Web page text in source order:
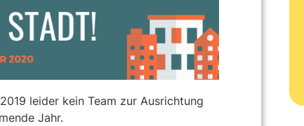
leider kein Team zur Ausrichtung
Jahr.